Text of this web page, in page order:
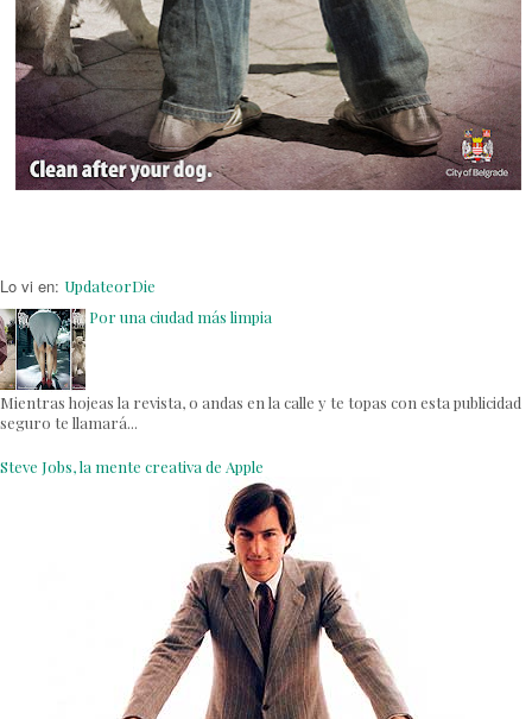
Lo vi en: UpdateorDie
Por una ciudad más limpia
Mientras hojeas la revista, o andas en la calle y te topas con esta publicidad
seguro te llamará...
Steve Jobs, la mente creativa de Apple